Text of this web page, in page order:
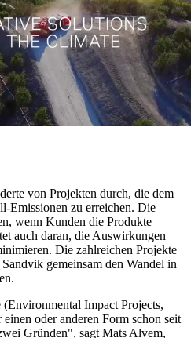
von Projekten durch, die dem
Emissionen zu erreichen. Die
wenn Kunden die Produkte
auch daran, die Auswirkungen
Die zahlreichen Projekte
gemeinsam den Wandel in
Impact Projects,
oder anderen Form schon seit
Gründen", sagt Mats Alvem,